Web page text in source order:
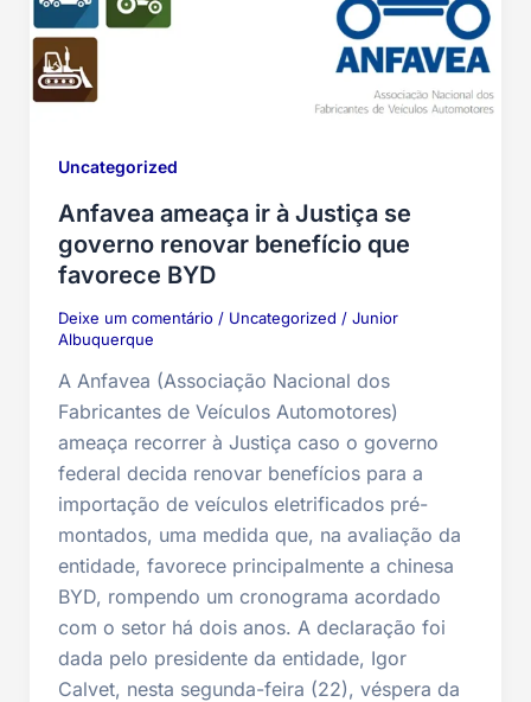
Uncategorized
Anfavea ameaça ir à Justiça se
governo renovar benefício que
favorece BYD
Deixe um comentário / Uncategorized / Junior
Albuquerque
A Anfavea (Associação Nacional dos
Fabricantes de Veículos Automotores)
ameaça recorrer à Justiça caso o governo
federal decida renovar benefícios para a
importação de veículos eletrificados pré-
montados, uma medida que, na avaliação da
entidade, favorece principalmente a chinesa
BYD, rompendo um cronograma acordado
com o setor há dois anos. A declaração foi
dada pelo presidente da entidade, Igor
Calvet, nesta segunda-feira (22), véspera da